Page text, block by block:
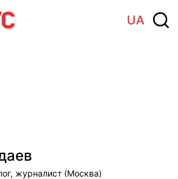
UA
журналист (Москва)